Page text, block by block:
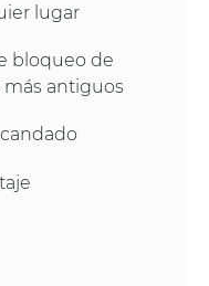
lugar
bloqueo de
antiguos